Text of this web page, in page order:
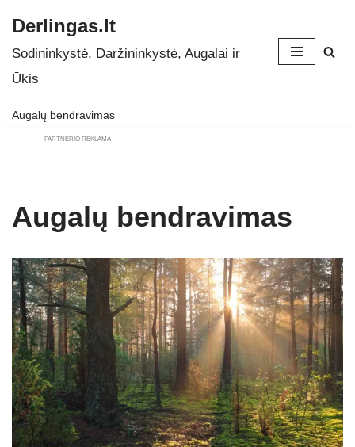
Skip
to
Derlingas.lt
Sodininkystė, Daržininkystė, Augalai ir
Ūkis
Augalų bendravimas
PARTNERIO REKLAMA
Augalų bendravimas